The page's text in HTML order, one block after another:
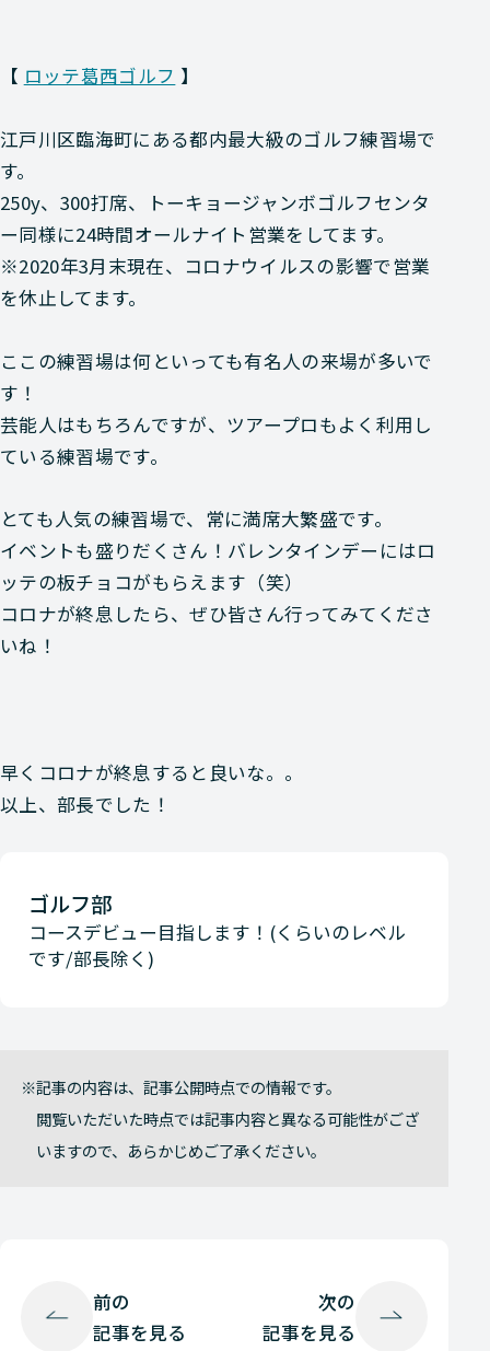
【 ロッテ葛西ゴルフ 】
江戸川区臨海町にある都内最大級のゴルフ練習場で
す。
250y、300打席、トーキョージャンボゴルフセンタ
ー同様に24時間オールナイト営業をしてます。
※2020年3月末現在、コロナウイルスの影響で営業
を休止してます。
ここの練習場は何といっても有名人の来場が多いで
す！
芸能人はもちろんですが、ツアープロもよく利用し
ている練習場です。
とても人気の練習場で、常に満席大繁盛です。
イベントも盛りだくさん！バレンタインデーにはロ
ッテの板チョコがもらえます（笑）
コロナが終息したら、ぜひ皆さん行ってみてくださ
いね！
早くコロナが終息すると良いな。。
以上、部長でした！
ゴルフ部
コースデビュー目指します！(くらいのレベル
です/部長除く)
記事の内容は、記事公開時点での情報です。
閲覧いただいた時点では記事内容と異なる可能性がござ
いますので、あらかじめご了承ください。
前の
記事を見る
次の
記事を見る